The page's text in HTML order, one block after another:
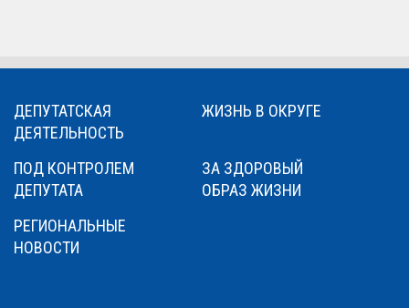
ДЕПУТАТСКАЯ
ДЕЯТЕЛЬНОСТЬ
ЖИЗНЬ В ОКРУГЕ
ПОД КОНТРОЛЕМ
ДЕПУТАТА
ЗА ЗДОРОВЫЙ
ОБРАЗ ЖИЗНИ
РЕГИОНАЛЬНЫЕ
НОВОСТИ